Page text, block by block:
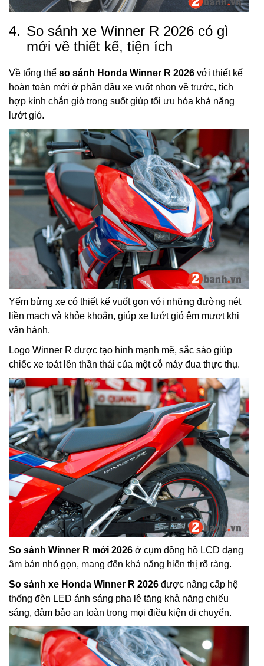
4. So sánh xe Winner R 2026 có gì
mới về thiết kế, tiện ích
Về tổng thể so sánh Honda Winner R 2026 với thiết kế
hoàn toàn mới ở phần đầu xe vuốt nhọn về trước, tích
hợp kính chắn gió trong suốt giúp tối ưu hóa khả năng
lướt gió.
Yếm bửng xe có thiết kế vuốt gọn với những đường nét
liền mạch và khỏe khoắn, giúp xe lướt gió êm mượt khi
vận hành.
Logo Winner R được tạo hình mạnh mẽ, sắc sảo giúp
chiếc xe toát lên thần thái của một cỗ máy đua thực thụ.
So sánh Winner R mới 2026 ở cụm đồng hồ LCD dạng
âm bản nhỏ gọn, mang đến khả năng hiển thị rõ ràng.
So sánh xe Honda Winner R 2026 được nâng cấp hệ
thống đèn LED ánh sáng pha lê tăng khả năng chiếu
sáng, đảm bảo an toàn trong mọi điều kiện di chuyển.